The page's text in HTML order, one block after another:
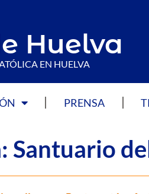
Huelva
EN HUELVA
PRENSA
Santuario